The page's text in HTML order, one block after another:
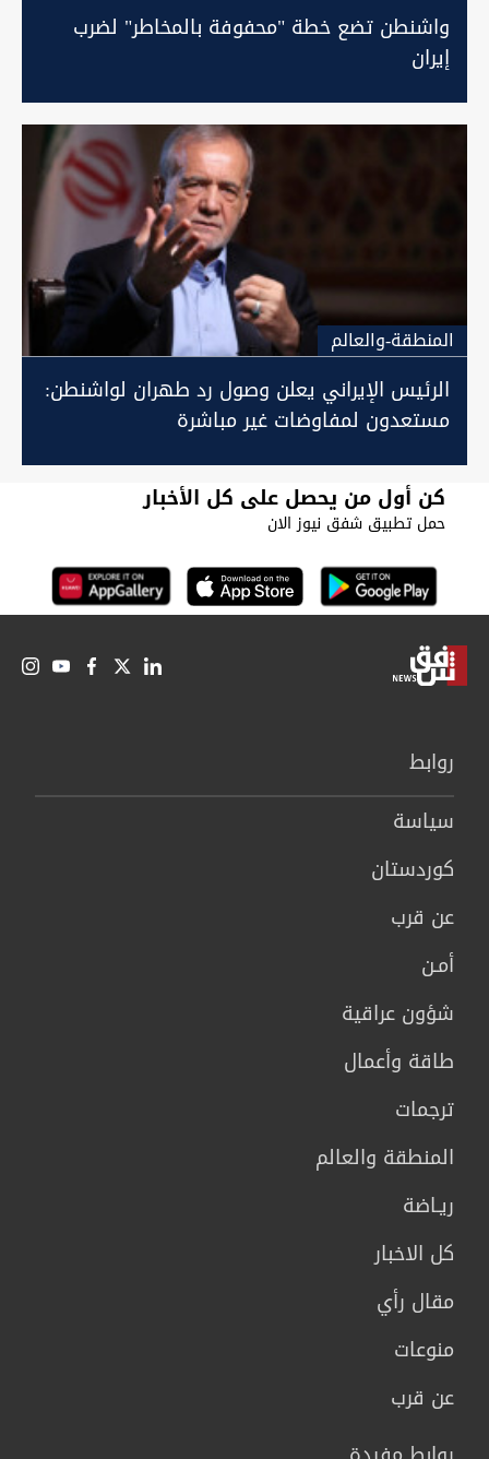
واشنطن تضع خطة "محفوفة بالمخاطر" لضرب
إيران
المنطقة-والعالم
الرئيس الإيراني يعلن وصول رد طهران لواشنطن:
مستعدون لمفاوضات غير مباشرة
كن أول من يحصل على كل الأخبار
حمل تطبيق شفق نيوز الان
روابط
سیاسة
كوردستان
عن قرب
أمـن
شؤون عراقية
طاقة وأعمال
ترجمات
المنطقة والعالم
ريـاضة
كل الاخبار
مقال رأي
منوعات
عن قرب